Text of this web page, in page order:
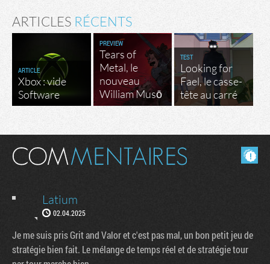
ARTICLES RÉCENTS
ARTICLE
Xbox : vide
Software
PREVIEW
Tears of
Metal, le
nouveau
William Musō
TEST
Looking for
Fael, le casse-
tête au carré
Masquer les commentaires lus.
Latium
02.04.2025
Je me suis pris Grit and Valor et c'est pas mal, un bon petit jeu de
stratégie bien fait. Le mélange de temps réel et de stratégie tour